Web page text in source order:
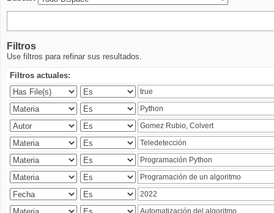
Filtros
Use filtros para refinar sus resultados.
Filtros actuales: